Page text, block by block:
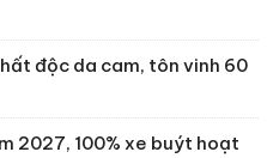
độc da cam, tôn vinh 60
2027, 100% xe buýt hoạt